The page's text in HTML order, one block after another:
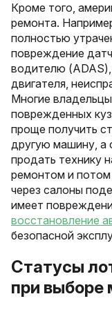
Кроме того,
ремонта.
полностью
повреждение
водителю
двигателя,
Многие
поврежденных
проще получить
другую машину, а
продать технику
ремонтом и
через салоны
имеет
восстановление
безопасной
Статусы
при